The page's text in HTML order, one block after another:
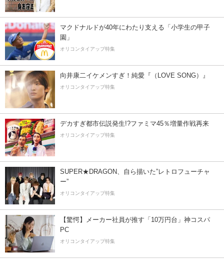
マクドナルドが40年にわたり支える「小学生の甲子
園」
オリコンタイアップ特集
向井康二イケメンすぎ！純愛『（LOVE SONG）』
オリコンタイアップ特集
デカすぎ都市伝説発生!?ファミマ45％増量作戦再来
オリコンタイアップ特集
SUPER★DRAGON、自ら描いた”レトロフューチャ
ー”
オリコンタイアップ特集
【驚愕】メーカー社員が推す「10万円台」神コスパ
PC
オリコンタイアップ特集